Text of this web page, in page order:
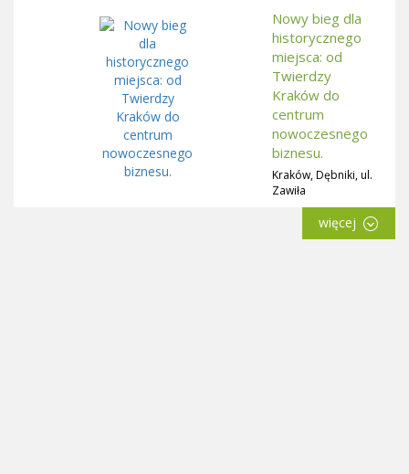
Nowy bieg dla
historycznego
miejsca: od
Twierdzy
Kraków do
centrum
nowoczesnego
biznesu.
Kraków, Dębniki, ul.
Zawiła
więcej